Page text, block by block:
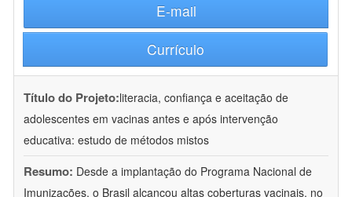
E-mail
Currículo
Título do Projeto:literacia, confiança e aceitação de
adolescentes em vacinas antes e após intervenção
educativa: estudo de métodos mistos
Resumo: Desde a implantação do Programa Nacional de
Imunizações, o Brasil alcançou altas coberturas vacinais, no